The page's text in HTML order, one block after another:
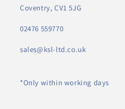
Coventry, CV1 5JG
02476 559770
sales@ksl-ltd.co.uk
*Only within working days